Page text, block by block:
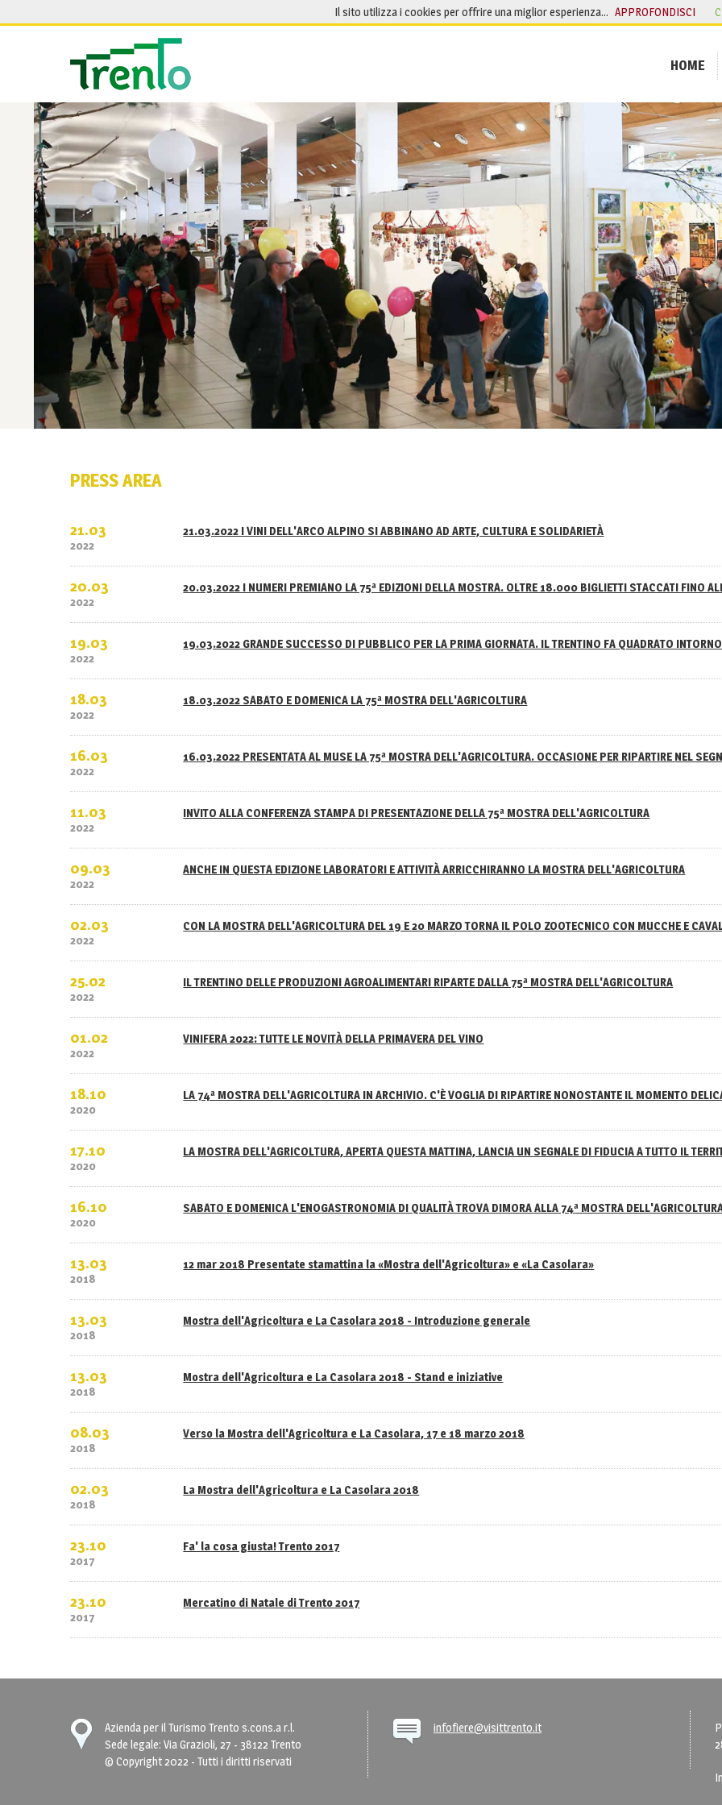
HOME
PRESS AREA
21.03
2022
21.03.2022 I VINI DELL'ARCO ALPINO SI ABBINANO AD ARTE, CULTURA E SOLIDARIETÀ
20.03
2022
20.03.2022 I NUMERI PREMIANO LA 75ª EDIZIONI DELLA MOSTRA. OLTRE 18.000 BIGLIETTI STACCATI FINO
19.03
2022
19.03.2022 GRANDE SUCCESSO DI PUBBLICO PER LA PRIMA GIORNATA. IL TRENTINO FA QUADRATO
18.03
2022
18.03.2022 SABATO E DOMENICA LA 75ª MOSTRA DELL'AGRICOLTURA
16.03
2022
16.03.2022 PRESENTATA AL MUSE LA 75ª MOSTRA DELL'AGRICOLTURA. OCCASIONE PER RIPARTIRE NEL
11.03
2022
INVITO ALLA CONFERENZA STAMPA DI PRESENTAZIONE DELLA 75ª MOSTRA DELL'AGRICOLTURA
09.03
2022
ANCHE IN QUESTA EDIZIONE LABORATORI E ATTIVITÀ ARRICCHIRANNO LA MOSTRA DELL'AGRICOLTURA
02.03
2022
CON LA MOSTRA DELL'AGRICOLTURA DEL 19 E 20 MARZO TORNA IL POLO ZOOTECNICO CON MUCCHE E
25.02
2022
IL TRENTINO DELLE PRODUZIONI AGROALIMENTARI RIPARTE DALLA 75ª MOSTRA DELL'AGRICOLTURA
01.02
2022
VINIFERA 2022: TUTTE LE NOVITÀ DELLA PRIMAVERA DEL VINO
18.10
2020
LA 74ª MOSTRA DELL'AGRICOLTURA IN ARCHIVIO. C'È VOGLIA DI RIPARTIRE NONOSTANTE IL MOMENTO
17.10
2020
LA MOSTRA DELL'AGRICOLTURA, APERTA QUESTA MATTINA, LANCIA UN SEGNALE DI FIDUCIA A TUTTO IL
16.10
2020
SABATO E DOMENICA L'ENOGASTRONOMIA DI QUALITÀ TROVA DIMORA ALLA 74ª MOSTRA
13.03
2018
12 mar 2018 Presentate stamattina la «Mostra dell'Agricoltura» e «La Casolara»
13.03
2018
Mostra dell'Agricoltura e La Casolara 2018 - Introduzione generale
13.03
2018
Mostra dell'Agricoltura e La Casolara 2018 - Stand e iniziative
08.03
2018
Verso la Mostra dell'Agricoltura e La Casolara, 17 e 18 marzo 2018
02.03
2018
La Mostra dell'Agricoltura e La Casolara 2018
23.10
2017
Fa' la cosa giusta! Trento 2017
23.10
2017
Mercatino di Natale di Trento 2017
Azienda per il Turismo Trento s.cons.a r.l.
Sede legale: Via Grazioli, 27 - 38122 Trento
© Copyright 2022 - Tutti i diritti riservati
infofiere@visittrento.it
Il sito utilizza i cookies per offrire una miglior esperienza… APPROFONDISCI